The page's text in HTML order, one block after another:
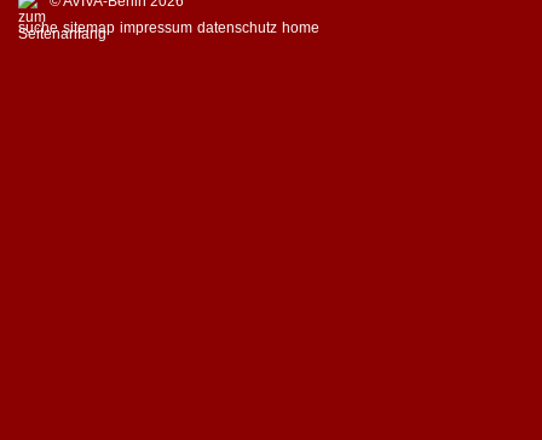
suche sitemap impressum datenschutz home